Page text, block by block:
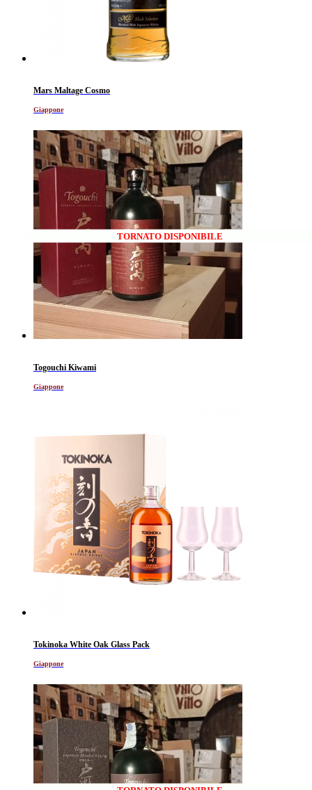
Mars Maltage Cosmo
Giappone
TORNATO DISPONIBILE
Togouchi Kiwami
Giappone
Tokinoka White Oak Glass Pack
Giappone